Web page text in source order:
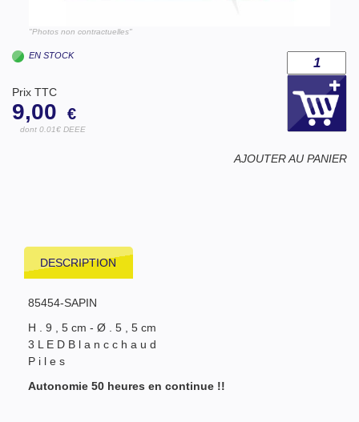
"Photos non contractuelles"
EN STOCK
Prix TTC
9,00 €
dont 0.01€ DEEE
AJOUTER AU PANIER
DESCRIPTION
85454-SAPIN
H . 9 , 5 cm - Ø . 5 , 5 cm
3 L E D B l a n c c h a u d
P i l e s
Autonomie 50 heures en continue !!